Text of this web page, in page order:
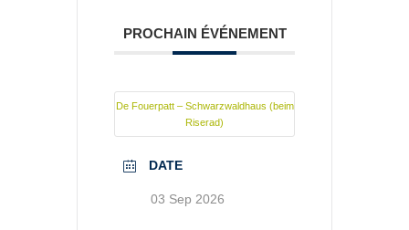
PROCHAIN ÉVÉNEMENT
De Fouerpatt – Schwarzwaldhaus (beim
Riserad)
DATE
03 Sep 2026